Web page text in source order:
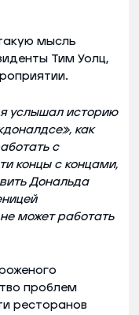
мысль
Тим Уолц,
я услышал историю
как
с
концы с концами,
Дональда
может работать
проблем
ресторанов